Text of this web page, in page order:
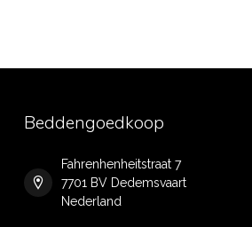
Beddengoedkoop
Fahrenhenheitstraat 7
7701 BV Dedemsvaart
Nederland